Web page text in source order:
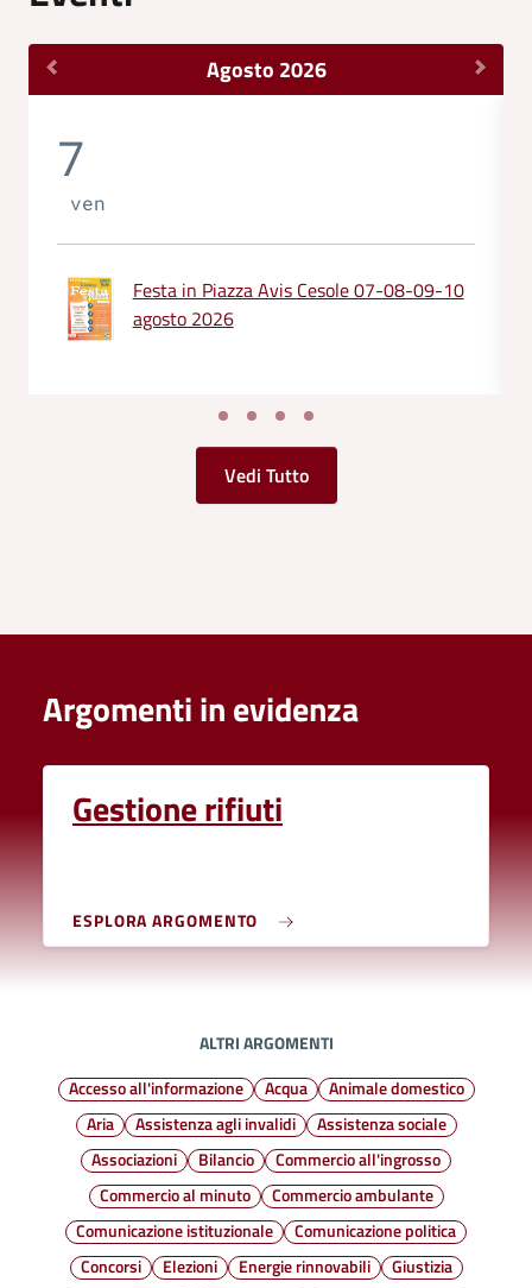
Agosto 2026
7
ven
Festa in Piazza Avis Cesole 07-08-09-10
agosto 2026
Vedi Tutto
Argomenti in evidenza
Gestione rifiuti
ESPLORA ARGOMENTO
ALTRI ARGOMENTI
Accesso all'informazione
Acqua
Animale domestico
Aria
Assistenza agli invalidi
Assistenza sociale
Associazioni
Bilancio
Commercio all'ingrosso
Commercio al minuto
Commercio ambulante
Comunicazione istituzionale
Comunicazione politica
Concorsi
Elezioni Energie rinnovabili
Giustizia